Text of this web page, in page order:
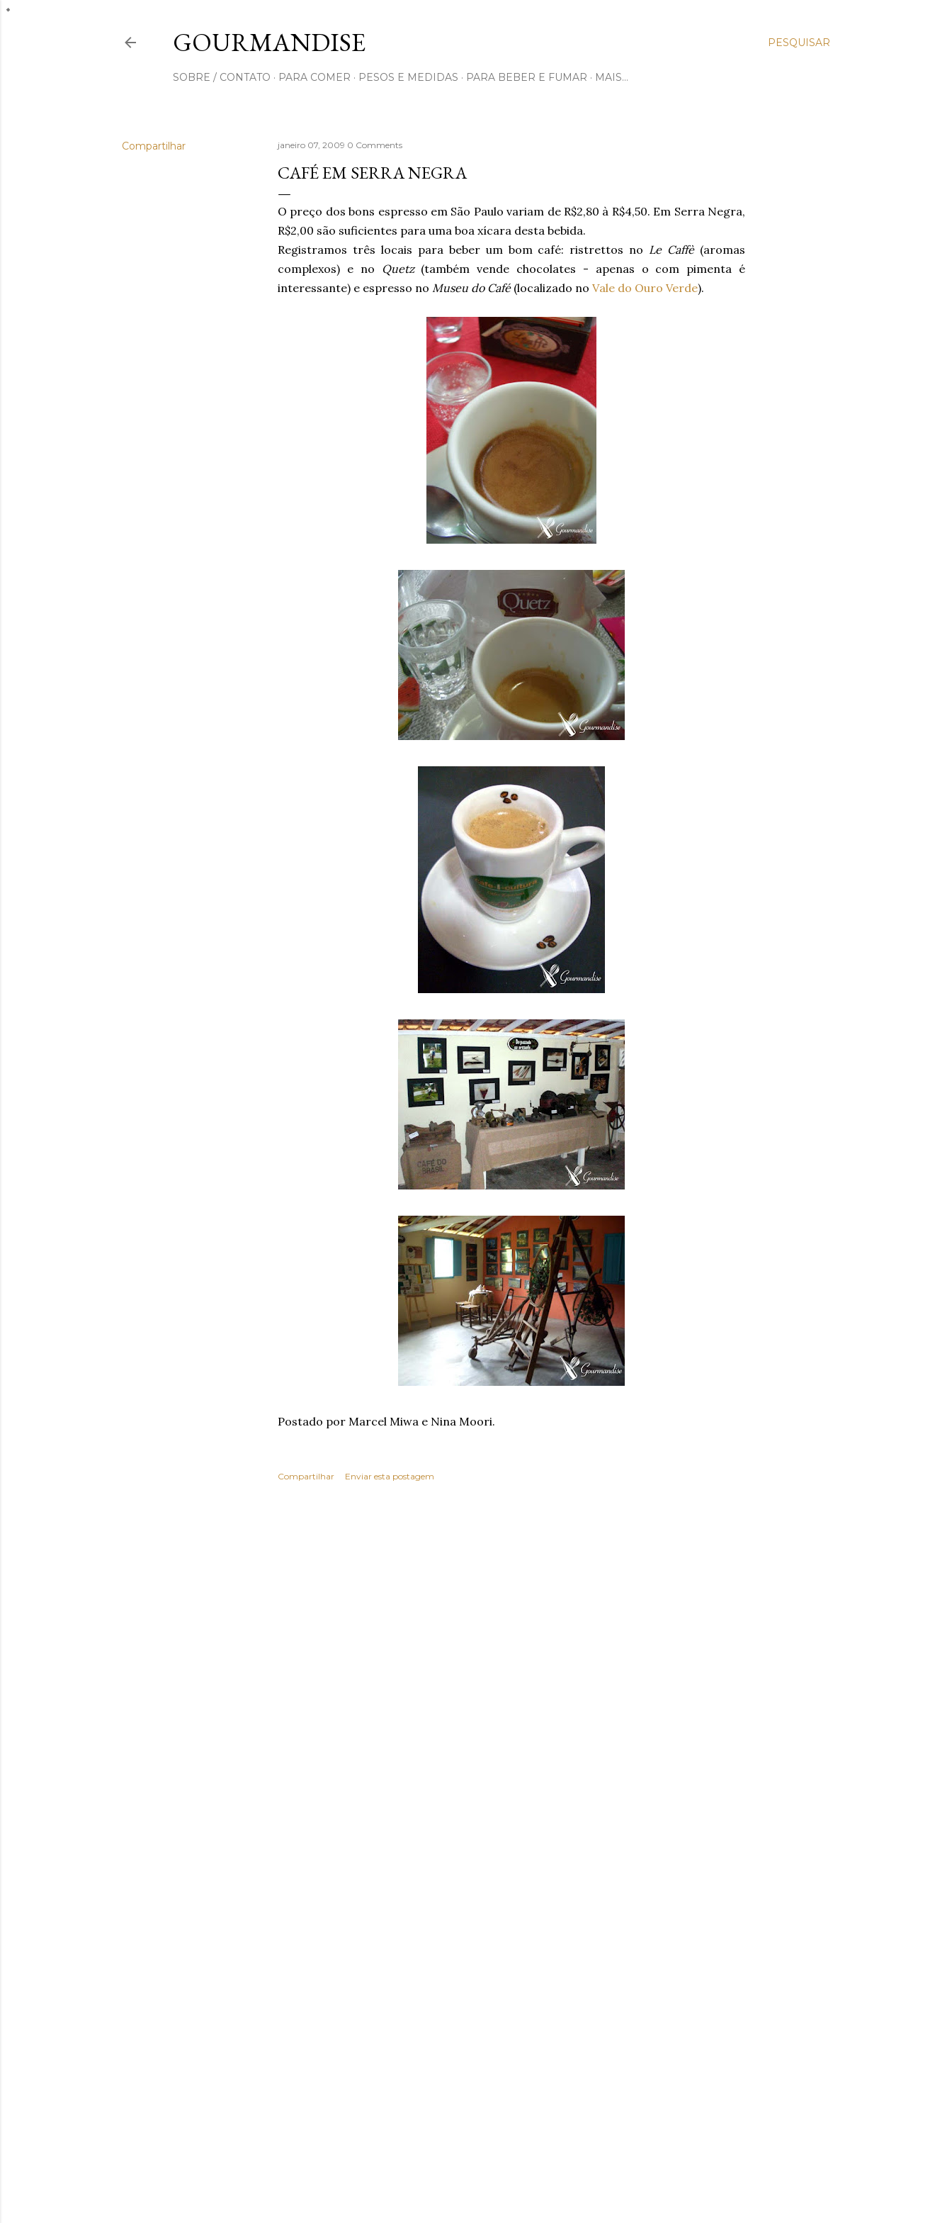
PESQUISAR
GOURMANDISE
SOBRE / CONTATO PARA COMER PESOS E MEDIDAS PARA BEBER E FUMAR MAIS…
Compartilhar janeiro 07, 2009 0 Comments
CAFÉ EM SERRA NEGRA
O preço dos bons espresso em São Paulo variam de R$2,80 à R$4,50. Em Serra Negra,
R$2,00 são suficientes para uma boa xícara desta bebida.
Registramos três locais para beber um bom café: ristrettos no Le Caffè (aromas
complexos) e no
Quetz (também vende chocolates - apenas o com pimenta é
interessante) e espresso no Museu do Café (localizado no Vale do Ouro Verde).
Postado por Marcel Miwa e Nina Moori.
Compartilhar Enviar esta postagem